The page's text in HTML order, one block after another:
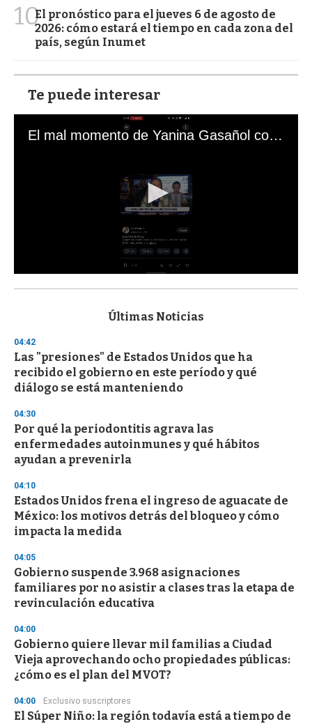
10El pronóstico para el jueves 6 de agosto de
2026: cómo estará el tiempo en cada zona del
país, según Inumet
Te puede interesar
El mal momento de Yanina Gasañol con un hincha argentino en "Subrayado"
s
d
s
o
f
3
s
e
c
o
n
Últimas Noticias
04:42
Las "presiones" de Estados Unidos que ha
recibido el gobierno en este período y qué
diálogo se está manteniendo
04:30
Por qué la periodontitis agrava las
enfermedades autoinmunes y qué hábitos
ayudan a prevenirla
04:10
Estados Unidos frena el ingreso de aguacate de
México: los motivos detrás del bloqueo y cómo
impacta la medida
04:05
Gobierno suspende 3.968 asignaciones
familiares por no asistir a clases tras la etapa de
revinculación educativa
04:00
Gobierno quiere llevar mil familias a Ciudad
Vieja aprovechando ocho propiedades públicas:
¿cómo es el plan del MVOT?
04:00 Exclusivo suscriptores
El Súper Niño: la región todavía está a tiempo de